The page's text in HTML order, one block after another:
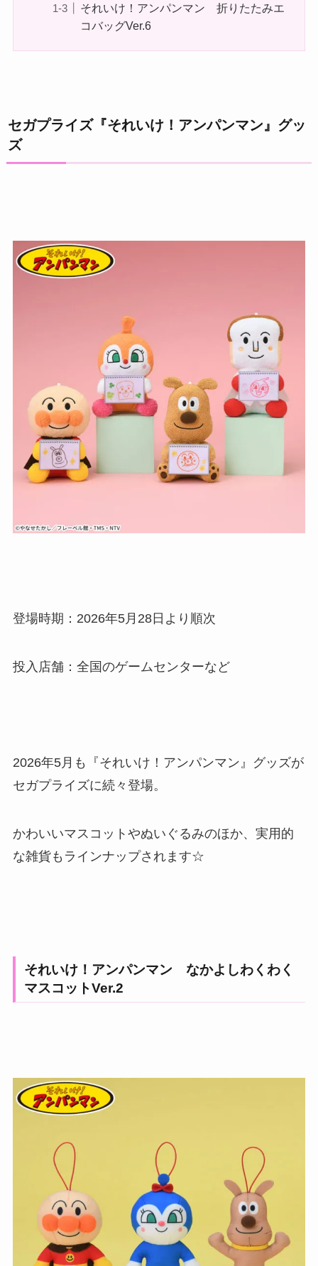
それいけ！アンパンマン 折りたたみエ
コバッグVer.6
セガプライズ『それいけ！アンパンマン』グッ
ズ
登場時期：2026年5月28日より順次
投入店舗：全国のゲームセンターなど
2026年5月も『それいけ！アンパンマン』グッズが
セガプライズに続々登場。
かわいいマスコットやぬいぐるみのほか、実用的
な雑貨もラインナップされます☆
それいけ！アンパンマン なかよしわくわく
マスコットVer.2